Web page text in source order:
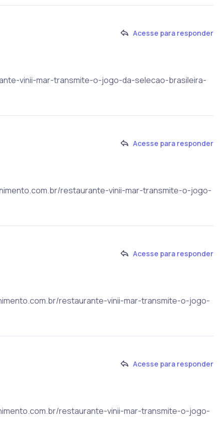
Acesse para responder
vinii-mar-transmite-o-jogo-da-selecao-brasileira-
Acesse para responder
restaurante-vinii-mar-transmite-o-jogo-
Acesse para responder
restaurante-vinii-mar-transmite-o-jogo-
Acesse para responder
restaurante-vinii-mar-transmite-o-jogo-